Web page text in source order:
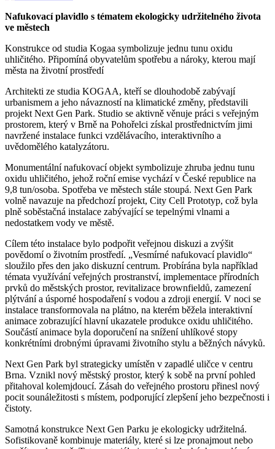
Nafukovací plavidlo s tématem ekologicky udržitelného života
ve městech
Konstrukce od studia Kogaa symbolizuje jednu tunu oxidu
uhličitého. Připomíná obyvatelům spotřebu a nároky, kterou mají
města na životní prostředí
Architekti ze studia KOGAA, kteří se dlouhodobě zabývají
urbanismem a jeho návazností na klimatické změny, představili
projekt Next Gen Park. Studio se aktivně věnuje práci s veřejným
prostorem, který v Brně na Pohořelci získal prostřednictvím jimi
navržené instalace funkci vzdělávacího, interaktivního a
uvědomělého katalyzátoru.
Monumentální nafukovací objekt symbolizuje zhruba jednu tunu
oxidu uhličitého, jehož roční emise vychází v České republice na
9,8 tun/osoba. Spotřeba ve městech stále stoupá. Next Gen Park
volně navazuje na předchozí projekt, City Cell Prototyp, což byla
plně soběstačná instalace zabývající se tepelnými vlnami a
nedostatkem vody ve městě.
Cílem této instalace bylo podpořit veřejnou diskuzi a zvýšit
povědomí o životním prostředí. „Vesmírné nafukovací plavidlo“
sloužilo přes den jako diskuzní centrum. Probírána byla například
témata využívání veřejných prostranství, implementace přírodních
prvků do městských prostor, revitalizace brownfieldů, zamezení
plýtvání a úsporné hospodaření s vodou a zdroji energií. V noci se
instalace transformovala na plátno, na kterém běžela interaktivní
animace zobrazující hlavní ukazatele produkce oxidu uhličitého.
Součástí animace byla doporučení na snížení uhlíkové stopy
konkrétními drobnými úpravami životního stylu a běžných návyků.
Next Gen Park byl strategicky umístěn v zapadlé uličce v centru
Brna. Vznikl nový městský prostor, který k sobě na první pohled
přitahoval kolemjdoucí. Zásah do veřejného prostoru přinesl nový
pocit sounáležitosti s místem, podporující zlepšení jeho bezpečnosti i
čistoty.
Samotná konstrukce Next Gen Parku je ekologicky udržitelná.
Sofistikovaně kombinuje materiály, které si lze pronajmout nebo